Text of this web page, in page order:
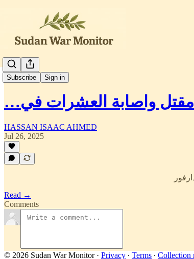
Subscribe Sign in العربية
مقتل واصابة العشرات في…
HASSAN ISAAC AHMED
Jul 26, 2025
Read →
Comments
© 2026 Sudan War Monitor· Privacy ∙ Terms ∙ Collection